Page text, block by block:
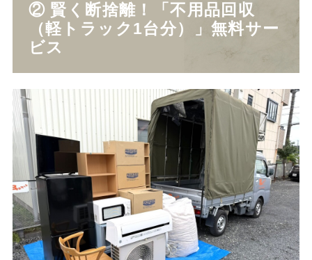
② 賢く断捨離！「不用品回収
（軽トラック1台分）」無料サー
ビス